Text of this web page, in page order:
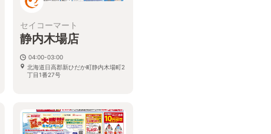
セイコーマート
静内木場店
04:00-03:00
北海道日高郡新ひだか町静内木場町2
丁目1番27号